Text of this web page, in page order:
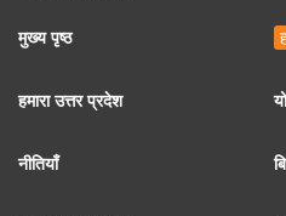
मुख्य पृष्ठ
हमारा उत्तर प्रदेश
नीतियाँ